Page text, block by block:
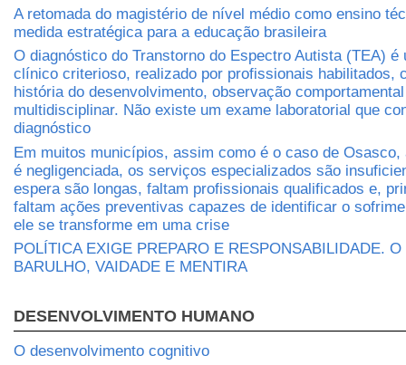
A retomada do magistério de nível médio como ensino
medida estratégica para a educação brasileira
O diagnóstico do Transtorno do Espectro Autista (TEA) é
clínico criterioso, realizado por profissionais habilitados,
história do desenvolvimento, observação
multidisciplinar. Não existe um exame laboratorial que
diagnóstico
Em muitos municípios, assim como é o caso de Osasco,
é negligenciada, os serviços especializados são
espera são longas, faltam profissionais qualificados e,
faltam ações preventivas capazes de identificar o
ele se transforme em uma crise
POLÍTICA EXIGE PREPARO E RESPONSABILIDADE.
BARULHO, VAIDADE E MENTIRA
DESENVOLVIMENTO HUMANO
O desenvolvimento cognitivo